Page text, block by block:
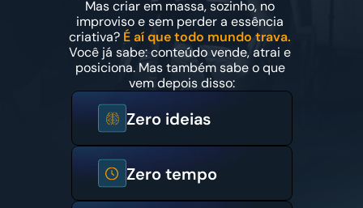
Mas criar em massa, sozinho, no
improviso e sem perder a essência
criativa? É aí que todo mundo trava.
Você já sabe: conteúdo vende, atrai e
posiciona. Mas também sabe o que
vem depois disso:
Zero ideias
Zero tempo